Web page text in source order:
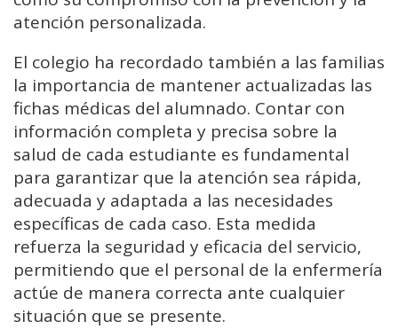
atención personalizada.
El colegio ha recordado también a las familias
la importancia de mantener actualizadas las
fichas médicas del alumnado. Contar con
información completa y precisa sobre la
salud de cada estudiante es fundamental
para garantizar que la atención sea rápida,
adecuada y adaptada a las necesidades
específicas de cada caso. Esta medida
refuerza la seguridad y eficacia del servicio,
permitiendo que el personal de la enfermería
actúe de manera correcta ante cualquier
situación que se presente.